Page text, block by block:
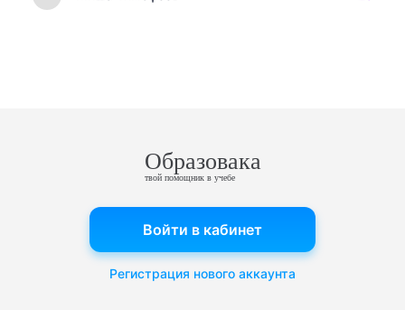
Образовака
твой помощник в учебе
Войти в кабинет
Регистрация нового аккаунта